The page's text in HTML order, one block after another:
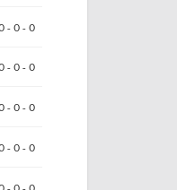
- 0 - 0
- 0 - 0
- 0 - 0
- 0 - 0